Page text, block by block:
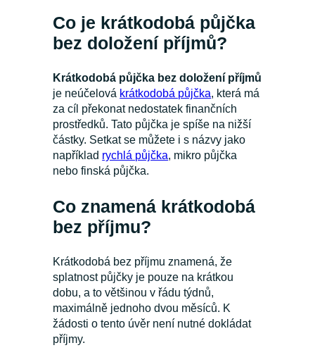
Co je krátkodobá půjčka
bez doložení příjmů?
Krátkodobá půjčka bez doložení příjmů
je neúčelová krátkodobá půjčka, která má
za cíl překonat nedostatek finančních
prostředků. Tato půjčka je spíše na nižší
částky. Setkat se můžete i s názvy jako
například rychlá půjčka, mikro půjčka
nebo finská půjčka.
Co znamená krátkodobá
bez příjmu?
Krátkodobá bez příjmu znamená, že
splatnost půjčky je pouze na krátkou
dobu, a to většinou v řádu týdnů,
maximálně jednoho dvou měsíců. K
žádosti o tento úvěr není nutné dokládat
příjmy.